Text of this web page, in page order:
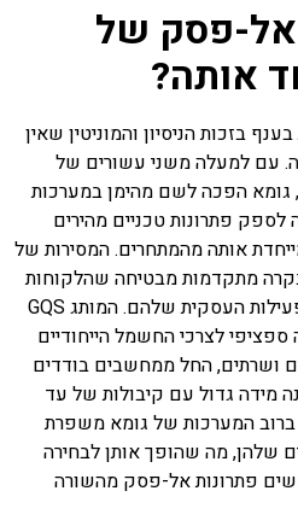
אל-פסק של
אותה?
בזכות הניסיון והמוניטין שאין
עם למעלה משני עשורים של
מומחיות מאז הקמתה ב-1995, גומא הפכה לשם מהימן במערכות
פתרונות טכניים מהירים
אותה מהמתחרים. המסירות של
מתקדמות מבטיחה שהלקוחות
יקבלו הגנה ותמיכה מיטבית לפעילות העסקית שלהם. המותג GQS
לצרכי החשמל הייחודיים
ושרתים, החל ממחשבים בודדים
מידה גדול עם קיבולות של עד
ברוב המערכות של גומא משפרת
שלהן, מה שהופך אותן לבחירה
פתרונות אל-פסק מהשורה